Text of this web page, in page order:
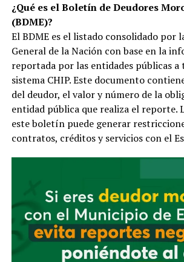
¿Qué es el Boletín de Deudores
(BDME)?
El BDME es el listado consolidado por
General de la Nación con base en la
reportada por las entidades públicas a
sistema CHIP. Este documento
del deudor, el valor y número de la
entidad pública que realiza el reporte.
este boletín puede generar
contratos, créditos y servicios con el